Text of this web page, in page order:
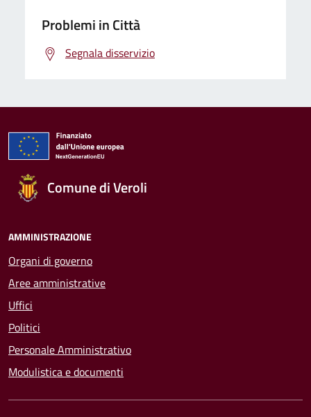
Problemi in Città
Segnala disservizio
Comune di Veroli
AMMINISTRAZIONE
Organi di governo
Aree amministrative
Uffici
Politici
Personale Amministrativo
Modulistica e documenti